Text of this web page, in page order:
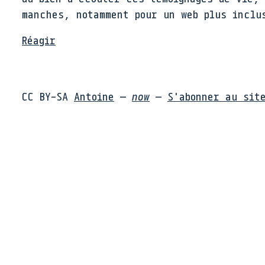
manches, notamment pour un web plus
Réagir
CC BY-SA Antoine — now — S'abonner au site